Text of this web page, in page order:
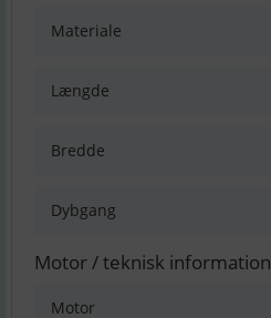
Materiale
Længde
Bredde
Dybgang
Motor / teknisk information
Motor